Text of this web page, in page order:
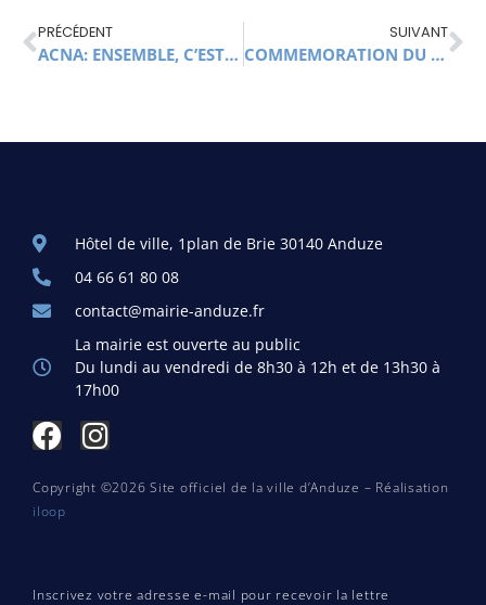
PRÉCÉDENT
ACNA: ENSEMBLE, C’EST TOUT
SUIVANT
COMMEMORATION DU 19 MARS 1962
Hôtel de ville, 1plan de Brie 30140 Anduze
04 66 61 80 08
contact@mairie-anduze.fr
La mairie est ouverte au public
Du lundi au vendredi de 8h30 à 12h et de 13h30 à
17h00
Copyright ©2026 Site officiel de la ville d’Anduze – Réalisation
iloop
Inscrivez votre adresse e-mail pour recevoir la lettre